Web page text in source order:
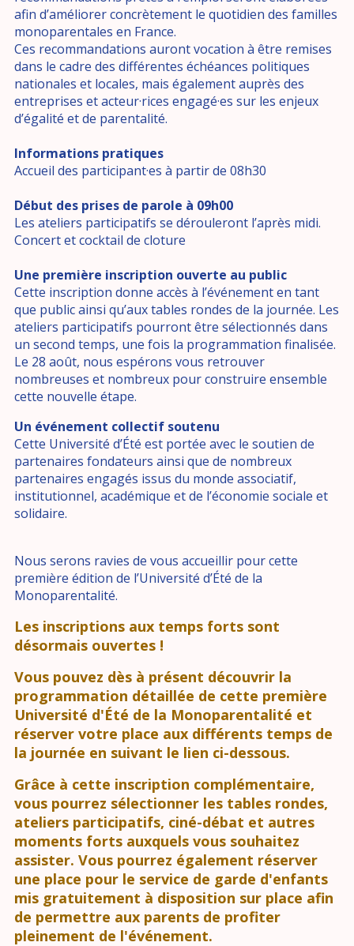
afin d’améliorer concrètement le quotidien des familles
monoparentales en France.
Ces recommandations auront vocation à être remises
dans le cadre des différentes échéances politiques
nationales et locales, mais également auprès des
entreprises et acteur·rices engagé·es sur les enjeux
d’égalité et de parentalité.
Informations pratiques
Accueil des participant·es à partir de 08h30
Début des prises de parole à 09h00
Les ateliers participatifs se dérouleront l’après midi.
Concert et cocktail de cloture
Une première inscription ouverte au public
Cette inscription donne accès à l’événement en tant
que public ainsi qu’aux tables rondes de la journée. Les
ateliers participatifs pourront être sélectionnés dans
un second temps, une fois la programmation finalisée.
Le 28 août, nous espérons vous retrouver
nombreuses et nombreux pour construire ensemble
cette nouvelle étape.
Un événement collectif soutenu
Cette Université d’Été est portée avec le soutien de
partenaires fondateurs ainsi que de nombreux
partenaires engagés issus du monde associatif,
institutionnel, académique et de l’économie sociale et
solidaire.
Nous serons ravies de vous accueillir pour cette
première édition de l’Université d’Été de la
Monoparentalité.
Les inscriptions aux temps forts sont
désormais ouvertes !
Vous pouvez dès à présent découvrir la
programmation détaillée de cette première
Université d'Été de la Monoparentalité et
réserver votre place aux différents temps de
la journée en suivant le lien ci-dessous.
Grâce à cette inscription complémentaire,
vous pourrez sélectionner les tables rondes,
ateliers participatifs, ciné-débat et autres
moments forts auxquels vous souhaitez
assister. Vous pourrez également réserver
une place pour le service de garde d'enfants
mis gratuitement à disposition sur place afin
de permettre aux parents de profiter
pleinement de l'événement.